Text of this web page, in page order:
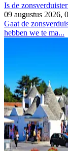
Is de
09 augustus 2026,
Gaat de
hebben we te ma...